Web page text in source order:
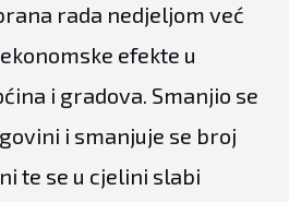
rada nedjeljom već
efekte u
i gradova. Smanjio se
i smanjuje se broj
te se u cjelini slabi